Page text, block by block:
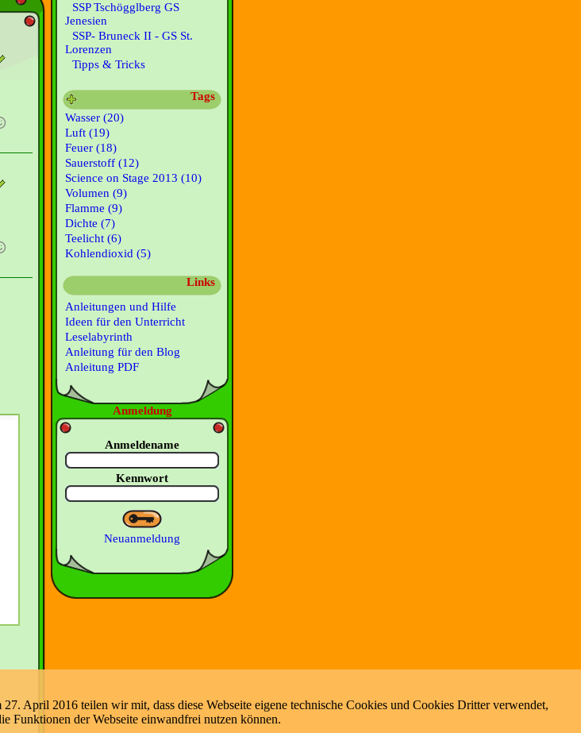
SSP Tschögglberg GS
Jenesien
SSP- Bruneck II - GS St.
Lorenzen
Tipps & Tricks
Tags
Wasser (20)
Luft (19)
Feuer (18)
Sauerstoff (12)
Science on Stage 2013 (10)
Volumen (9)
Flamme (9)
Dichte (7)
Teelicht (6)
Kohlendioxid (5)
Links
Anleitungen und Hilfe
Ideen für den Unterricht
Leselabyrinth
Anleitung für den Blog
Anleitung PDF
Anmeldung
Anmeldename
Kennwort
Neuanmeldung
April 2016 teilen wir mit, dass diese Webseite eigene technische Cookies und Cookies Dritter verwendet,
Funktionen der Webseite einwandfrei nutzen können.